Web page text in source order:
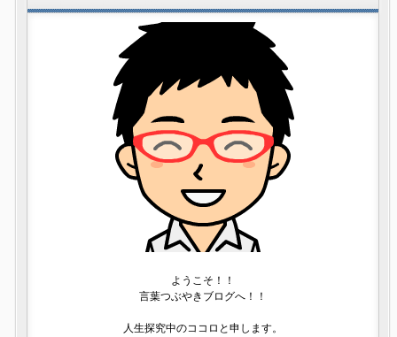
ようこそ！！
言葉つぶやきブログへ！！
人生探究中のココロと申します。